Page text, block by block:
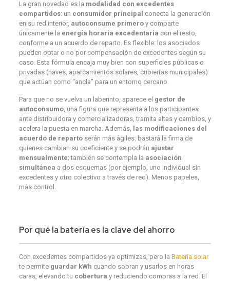
La gran novedad es la modalidad con excedentes
compartidos: un consumidor principal conecta la generación
en su red interior, autoconsume primeroy comparte
únicamente la energía horaria excedentaria con el resto,
conforme a un acuerdo de reparto. Es flexible: los asociados
pueden optar o no por compensación de excedentes según su
caso. Esta fórmula encaja muy bien con superficies públicas o
privadas (naves, aparcamientos solares, cubiertas municipales)
que actúan como “ancla” para un entorno cercano.
Para que no se vuelva un laberinto, aparece el gestor de
autoconsumo, una figura que representa a los participantes
ante distribuidora y comercializadoras, tramita altas y cambios, y
acelera la puesta en marcha. Además, las modificaciones del
acuerdo de repartoserán más ágiles: bastará la firma de
quienes cambian su coeficiente y se podrán ajustar
mensualmente; también se contempla la asociación
simultánea a dos esquemas (por ejemplo, uno individual sin
excedentes y otro colectivo a través de red). Menos papeles,
más control.
Por qué la batería es la clave del ahorro
Con excedentes compartidos ya optimizas, pero la Batería solar
te permite guardar kWh cuando sobran y usarlos en horas
caras, elevando tu cobertura y reduciendo compras a la red. El